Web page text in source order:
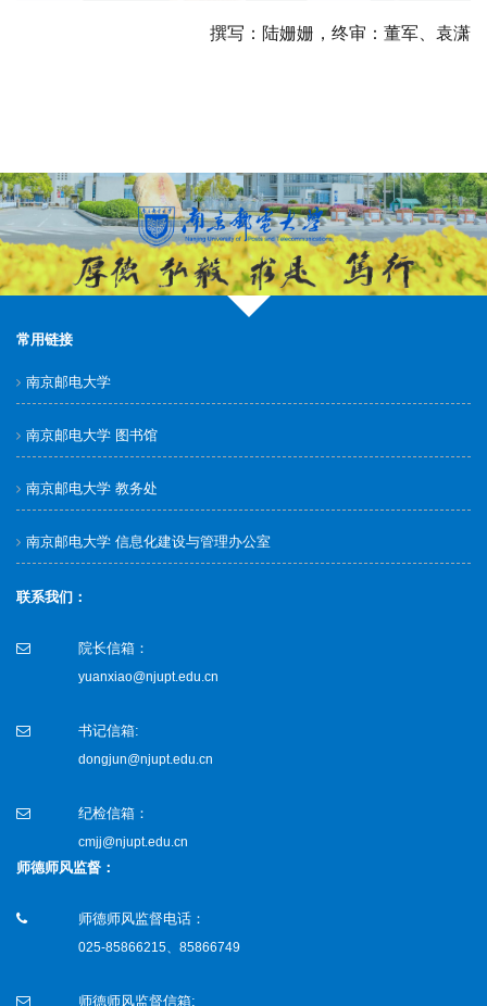
撰写：陆姗姗，终审：董军、袁潇
常用链接
南京邮电大学
南京邮电大学 图书馆
南京邮电大学 教务处
南京邮电大学 信息化建设与管理办公室
联系我们：
院长信箱：
yuanxiao@njupt.edu.cn
书记信箱:
dongjun@njupt.edu.cn
纪检信箱：
cmjj@njupt.edu.cn
师德师风监督：
师德师风监督电话：
025-85866215、85866749
师德师风监督信箱: